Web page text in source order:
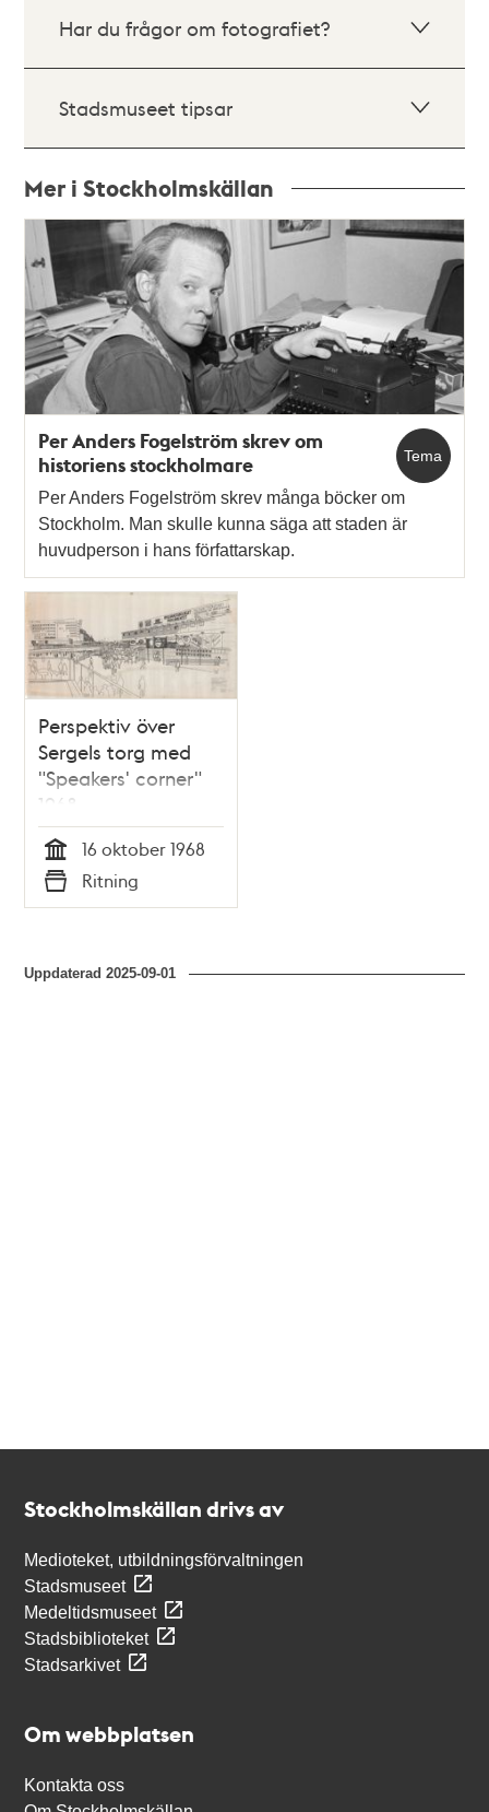
Har du frågor om fotografiet?
Stadsmuseet tipsar
Mer i Stockholmskällan
Relaterade
poster
och
teman
Tema
Per Anders Fogelström skrev om
historiens stockholmare
Per Anders Fogelström skrev många böcker om
Stockholm. Man skulle kunna säga att staden är
huvudperson i hans författarskap.
Perspektiv över
Sergels torg med
"Speakers' corner"
1968
Tid
16 oktober 1968
Typ
Ritning
Uppdaterad2025-09-01
Stockholmskällan drivs av
Medioteket, utbildningsförvaltningen
Stadsmuseet
Medeltidsmuseet
Stadsbiblioteket
Stadsarkivet
Om webbplatsen
Kontakta oss